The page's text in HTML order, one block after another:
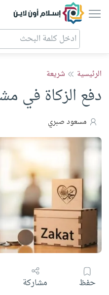
إسلام أون لاين
الرئيسية شريعة
دفع الزكاة في
مسعود صبري
حفظ مشاركة